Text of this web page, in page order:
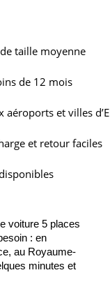
taille moyenne
de 12 mois
et villes
et retour faciles
voiture 5 places
: en
au Royaume-
minutes et